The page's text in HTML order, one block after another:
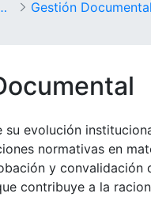
Institucional
Gestión Documental
evolución
normativas en
y convalidación
contribuye a la